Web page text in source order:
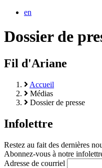
en
Dossier de
Fil d'Ariane
Accueil
Médias
Dossier de presse
Infolettre
Restez au fait des dernières
Abonnez-vous à notre
Adresse de courriel